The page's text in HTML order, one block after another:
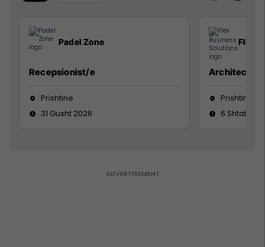
Padel Zone
Recepsionist/e
Prishtine
31 Gusht 2026
Flex
Architect
Prishtinë
6 Shtator